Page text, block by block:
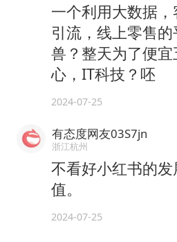
一个利用大数据
引流，线上零售
兽？整天为了便
心，IT科技？呸
2024-07-25
有态度网友03S7jn
浙江杭州
不看好小红书的
值。
2024-07-25